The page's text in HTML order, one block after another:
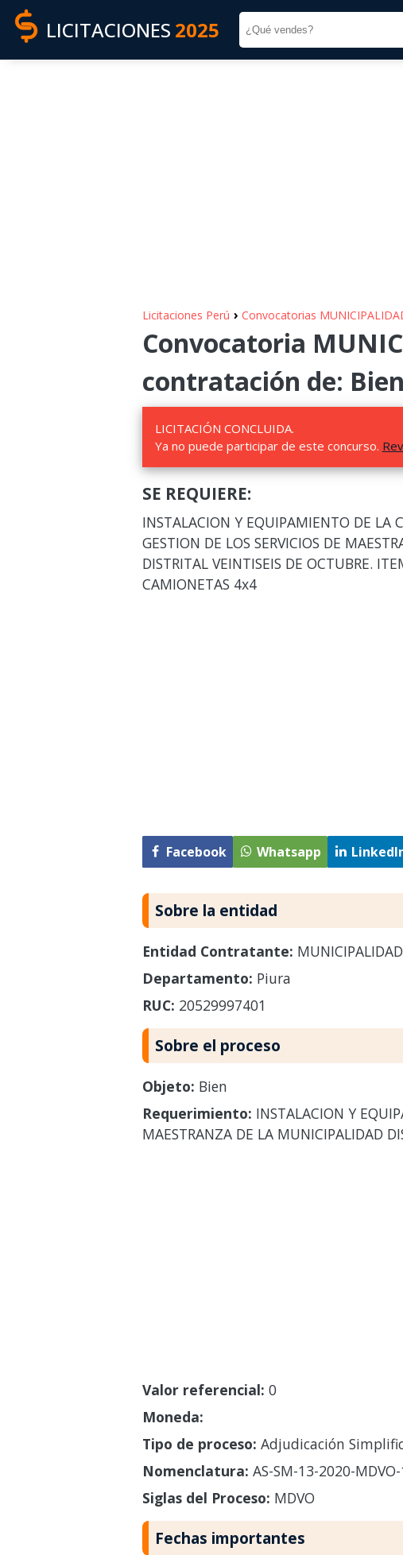
LICITACIONES 2025
Licitaciones Perú › Convocatorias
Convocatoria
contratación de: Bien
LICITACIÓN CONCLUIDA.
Ya no puede participar de este concurso.
SE REQUIERE:
INSTALACION Y EQUIPAMIENTO DE LA
GESTION DE LOS SERVICIOS DE
DISTRITAL VEINTISEIS DE OCTUBRE.
CAMIONETAS 4x4
Facebook Whatsapp
Sobre la entidad
Entidad Contratante:
Departamento: Piura
RUC: 20529997401
Sobre el proceso
Objeto: Bien
Requerimiento: INSTALACION Y
MAESTRANZA DE LA MUNICIPALIDAD
Valor referencial: 0
Moneda:
Tipo de proceso: Adjudicación
Nomenclatura: AS-SM-13-2020-MDVO-
Siglas del Proceso: MDVO
Fechas importantes